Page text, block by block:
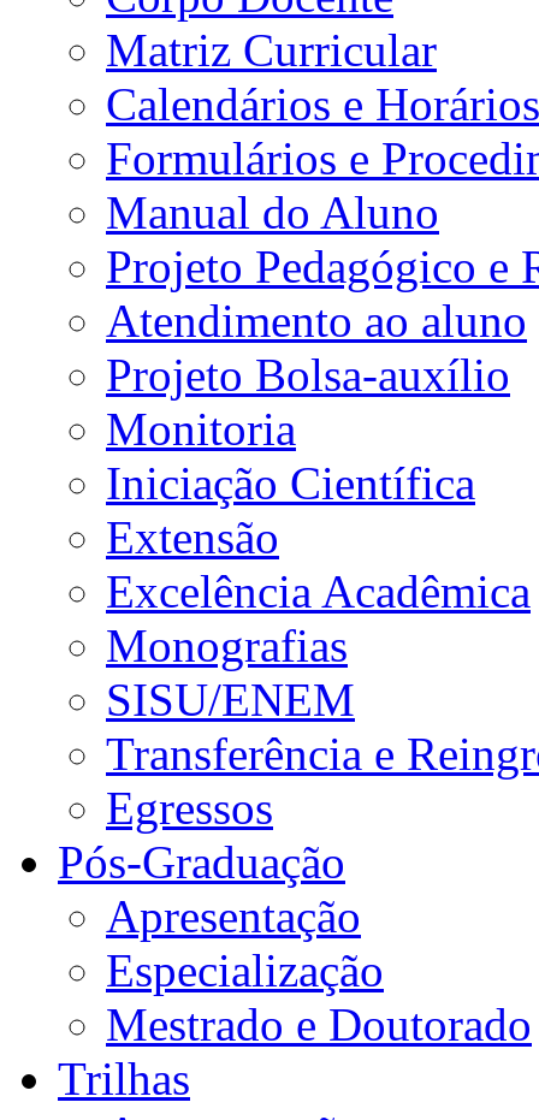
Matriz Curricular
Calendários e Horários
Formulários e
Manual do Aluno
Projeto Pedagógico e
Atendimento ao aluno
Projeto Bolsa-auxílio
Monitoria
Iniciação Científica
Extensão
Excelência Acadêmica
Monografias
SISU/ENEM
Transferência e
Egressos
Pós-Graduação
Apresentação
Especialização
Mestrado e Doutorado
Trilhas